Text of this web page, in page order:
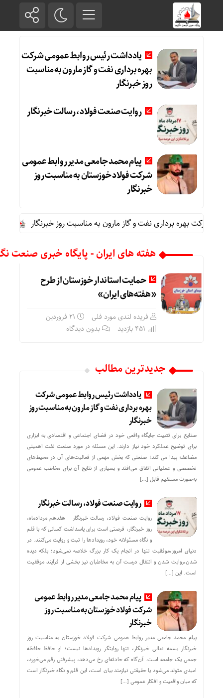
یادداشت رئیس روابط عمومی شرکت
بهره برداری نفت و گاز مارون به مناسبت
روز خبرنگار
روایت صنعت فولاد،‌ رسالت خبرنگار
پیام محمد جامعی مدیر روابط عمومی
شرکت فولاد خوزستان به مناسبت روز
خبرنگار
بهره برداری نفت و گاز مارون به مناسبت روز خبرنگار
هفته های ایران - پایگاه خبری صنعت
حمایت استاندار خوزستان از طرح
«هفته‌های ایران»
فریده لندی مورد فلی
۲۱ فروردین
بدون دیدگاه
جدیدترین مطالب
یادداشت رئیس روابط عمومی شرکت
بهره برداری نفت و گاز مارون به مناسبت روز
خبرنگار
صنایع برای تثبیت جایگاه واقعی خود در فضای اجتماعی و اقتصادی به ابزاری
برای توضیح عملکرد خود نیاز دارند. این مسئله در مورد صنعت نفت اهمیتی
مضاعف پیدا می کند؛ صنعتی که بخش مهمی از فعالیت‌های آن در محیط‌های
تخصصی و عملیاتی اتفاق می‌افتد و بسیاری از نتایج آن برای مخاطب عمومی
به‌صورت مستقیم قابل […]
روایت صنعت فولاد،‌ رسالت خبرنگار
روایت صنعت فولاد،‌ رسالت خبرنگار هفدهم مردادماه،
روز خبرنگار، فرصتی است برای پاسداشت کسانی که با قلم
و نگاه مسئولانه خود، رویدادها را ثبت و روایت می‌کنند. در
دنیای امروز،موفقیت تنها در انجام یک کار بزرگ خلاصه نمی‌شود؛ بلکه دیده
شدن،روایت شدن و انتقال درست آن به مخاطبان نیز بخشی از فرآیند موفقیت
است. این […]
پیام محمد جامعی مدیر روابط عمومی
شرکت فولاد خوزستان به مناسبت روز
خبرنگار
پیام محمد جامعی مدیر روابط عمومی شرکت فولاد خوزستان به مناسبت روز
خبرنگار بسمه تعالی خبرنگار، تنها روایتگر رویدادها نیست؛ او حافظ حافظه
جمعی یک جامعه است. آن‌گاه که حادثه‌ای رخ می‌دهد، پیشرفتی رقم می‌خورد،
امیدی متولد می‌شود یا حقیقتی نیازمند بیان است، این قلم و نگاه خبرنگار است
که میان واقعیت و افکار عمومی […]